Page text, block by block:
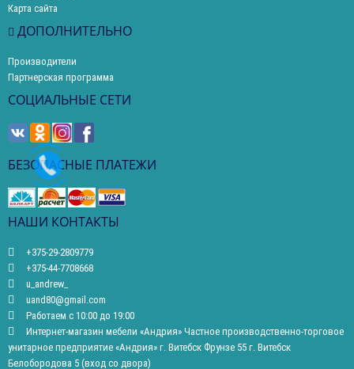
Карта сайта
ДОПОЛНИТЕЛЬНО
Производители
Партнерская программа
СОЦИАЛЬНЫЕ СЕТИ
БЕЗОПАСНЫЕ ПЛАТЕЖИ
НАШИ КОНТАКТЫ
+375-29-2809779
+375-44-7708668
u_andrew_
uand80@gmail.com
Работаем с 10:00 до 19:00
Интернет-магазин мебели «Андрия» Частное производственно-торговое
унитарное предприятие «Андрия» г. Витебск Фрунзе 55 г. Витебск
Белобородова 5 (вход со двора)